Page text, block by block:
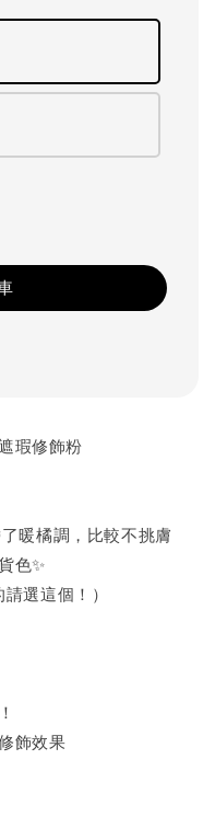
瑕修飾粉
暖橘調，比較不挑膚
色✨
選這個！）
飾效果